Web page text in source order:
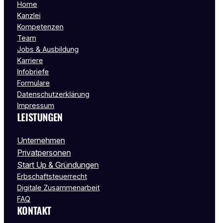
Home
Kanzlei
Kompetenzen
Team
Jobs & Ausbildung
Karriere
Infobriefe
Formulare
Datenschutzerklärung
Impressum
LEISTUNGEN
Unternehmen
Privatpersonen
Start Up & Gründungen
Erbschaftsteuerrecht
Digitale Zusammenarbeit
FAQ
KONTAKT